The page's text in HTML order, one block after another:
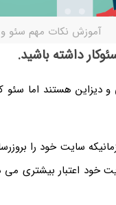
آموزش نکات مهم سئو
داشته باشید.
دیزاین هستند اما
سایت خود را
خود اعتبار بیشتری